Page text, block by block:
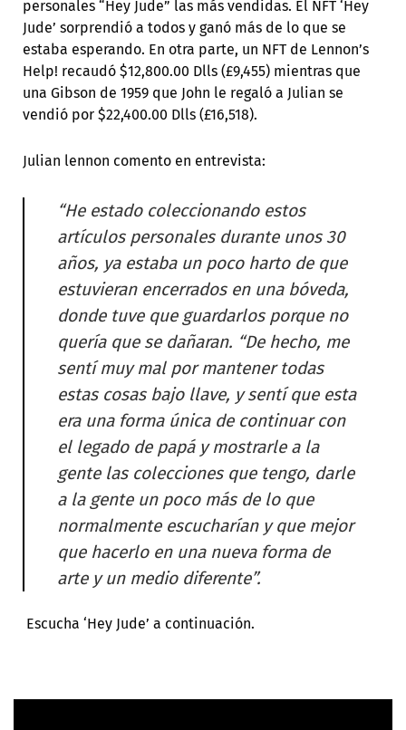
personales “Hey Jude” las más vendidas. El NFT ‘Hey
Jude’ sorprendió a todos y ganó más de lo que se
estaba esperando. En otra parte, un NFT de Lennon’s
Help! recaudó $12,800.00 Dlls (£9,455) mientras que
una Gibson de 1959 que John le regaló a Julian se
vendió por $22,400.00 Dlls (£16,518).
Julian lennon comento en entrevista:
“He estado coleccionando estos
artículos personales durante unos 30
años, ya estaba un poco harto de que
estuvieran encerrados en una bóveda,
donde tuve que guardarlos porque no
quería que se dañaran. “De hecho, me
sentí muy mal por mantener todas
estas cosas bajo llave, y sentí que esta
era una forma única de continuar con
el legado de papá y mostrarle a la
gente las colecciones que tengo, darle
a la gente un poco más de lo que
normalmente escucharían y que mejor
que hacerlo en una nueva forma de
arte y un medio diferente”.
Escucha ‘Hey Jude’ a continuación.